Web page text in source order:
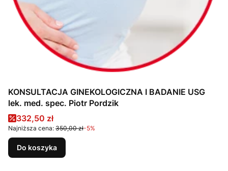
KONSULTACJA GINEKOLOGICZNA I BADANIE USG
lek. med. spec. Piotr Pordzik
Cena promocyjna
332,50 zł
Najniższa cena: 350,00 zł-5%
Do koszyka